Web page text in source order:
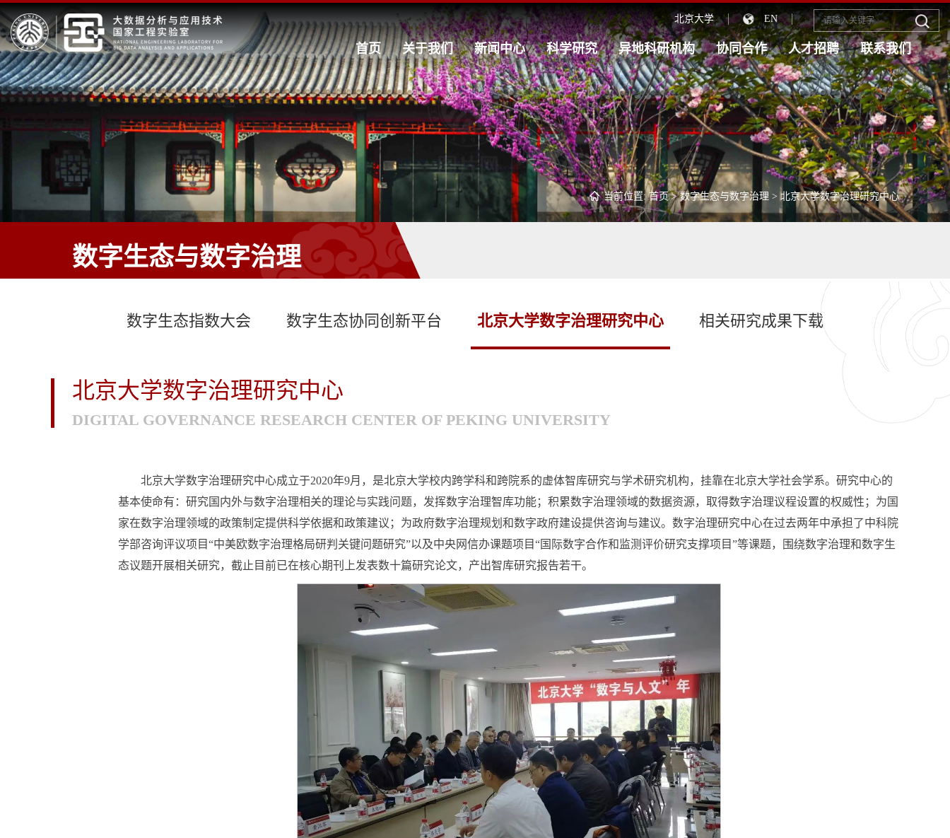
北京大学 EN
首页 关于我们 新闻中心 科学研究 异地科研机构 协同合作 人才招聘 联系我们
当前位置:首页>数字生态与数字治理 > 北京大学数字治理研究中心
数字生态与数字治理
数字生态指数大会 数字生态协同创新平台 北京大学数字治理研究中心 相关研究成果下载
北京大学数字治理研究中心
DIGITAL GOVERNANCE RESEARCH CENTER OF PEKING UNIVERSITY
北京大学数字治理研究中心成立于2020年9月，是北京大学校内跨学科和跨院系的虚体智库研究与学术研究机构，挂靠在北京大学社会学系。研究中心的
基本使命有：研究国内外与数字治理相关的理论与实践问题，发挥数字治理智库功能；积累数字治理领域的数据资源，取得数字治理议程设置的权威性；为国
家在数字治理领域的政策制定提供科学依据和政策建议；为政府数字治理规划和数字政府建设提供咨询与建议。数字治理研究中心在过去两年中承担了中科院
学部咨询评议项目“中美欧数字治理格局研判关键问题研究”以及中央网信办课题项目“国际数字合作和监测评价研究支撑项目”等课题，围绕数字治理和数字生
态议题开展相关研究，截止目前已在核心期刊上发表数十篇研究论文，产出智库研究报告若干。